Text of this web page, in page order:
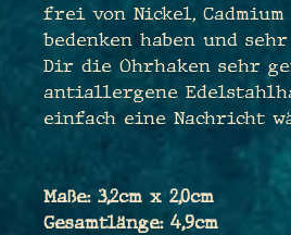
frei von Nickel,
bedenken haben und
Dir die Ohrhaken sehr
antiallergene
einfach eine Nachricht
Maße: 3,2cm x 2,0cm
Gesamtlänge: 4,9cm